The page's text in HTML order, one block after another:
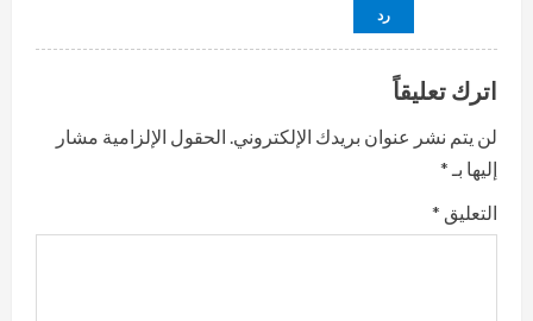
n
g
رد
اترك تعليقاً
لن يتم نشر عنوان بريدك الإلكتروني. الحقول الإلزامية مشار
إليها بـ *
التعليق *